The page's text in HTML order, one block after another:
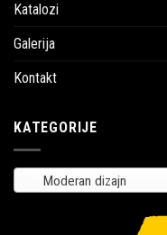
Katalozi
Galerija
Kontakt
KATEGORIJE
Moderan dizajn